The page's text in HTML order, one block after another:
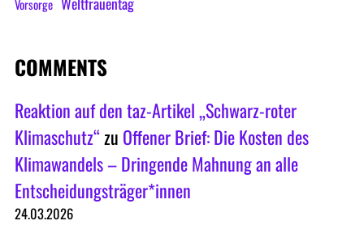
Vorsorge
COMMENTS
Reaktion auf den taz-Artikel „Schwarz-roter
Klimaschutz“zu Offener Brief: Die Kosten des
Klimawandels – Dringende Mahnung an alle
Entscheidungsträger*innen
24.03.2026